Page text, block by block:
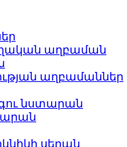
աղբաման
աղբամաններ
նստարան
սեղան